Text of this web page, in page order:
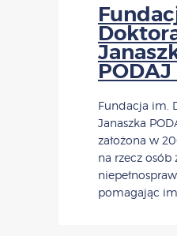
PODAJ
Fundacja im.
Janaszka
założona w
na rzecz osób
pomagając im